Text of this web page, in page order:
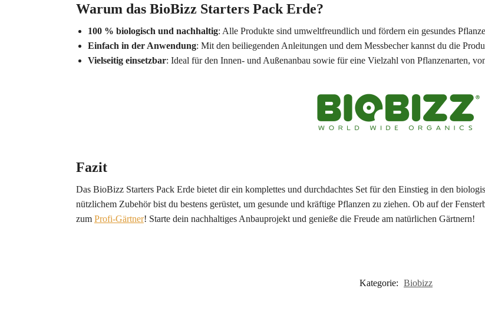
Warum das BioBizz Starters Pack Erde?
100 % biologisch und nachhaltig: Alle Produkte sind umweltfreundlich und fördern ein gesundes
Einfach in der Anwendung: Mit den beiliegenden Anleitungen und dem Messbecher kannst du die
Vielseitig einsetzbar: Ideal für den Innen- und Außenanbau sowie für eine Vielzahl von Pflanzenarten,
Fazit
Das BioBizz Starters Pack Erde bietet dir ein komplettes und durchdachtes Set für den Einstieg in den
nützlichem Zubehör bist du bestens gerüstet, um gesunde und kräftige Pflanzen zu ziehen. Ob auf der
zum Profi-Gärtner! Starte dein nachhaltiges Anbauprojekt und genieße die Freude am natürlichen Gärtnern!
Kategorie: Biobizz